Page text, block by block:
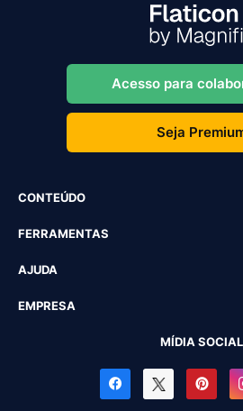
Acesso para
Seja
CONTEÚDO
FERRAMENTAS
AJUDA
EMPRESA
MÍDIA SOCIAL